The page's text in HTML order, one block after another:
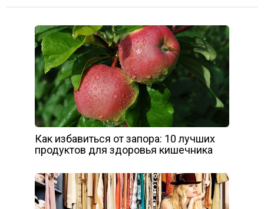
Как избавиться от запора: 10 лучших
продуктов для здоровья кишечника